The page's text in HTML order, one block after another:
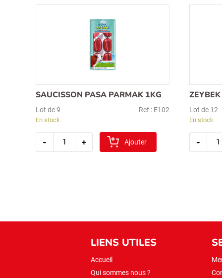
SAUCISSON PASA PARMAK 1KG
Lot de 9 Ref : E102
En stock
-
quantité
+ Ajouter
Lot de 12
En stock
-
LIENS UTILES
Accueil
Qui sommes nous ?